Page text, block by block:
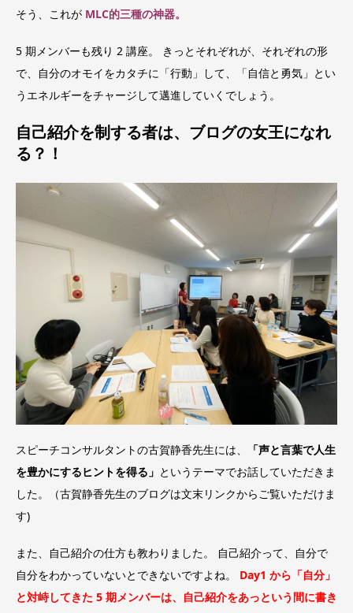
そう、これが MLC的三種の神器。
5 期メンバーも残り 2 講座。 きっとそれぞれが、それぞれの形
で、自分のオモイをカタチに「行動」して、「自信と勇気」とい
うエネルギーをチャージして邁進していくでしょう。
自己紹介を制する者は、ブログの女王になれ
る？！
スピーチコンサルタントの古賀静香先生には、
「声と言葉で人生
を豊かにするヒントを得る」 というテーマでお話していただきま
した。（古賀静香先生のブログは文末リンクからご覧いただけま
す)
また、自己紹介の仕方も教わりました。 自己紹介って、自分で
自分をわかっていないとできないですよね。
Day1 から「自分」
と対峙してきた 5 期メンバーは、自己紹介をあっという間に書き